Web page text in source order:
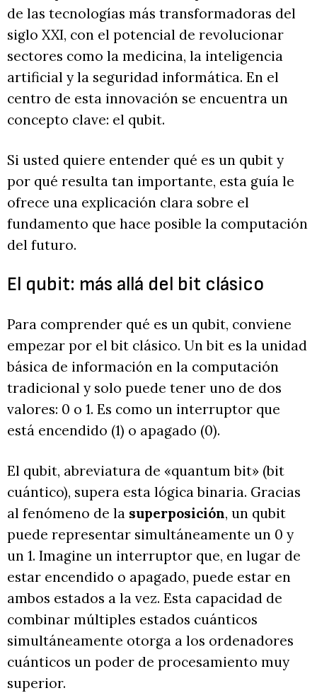
de las tecnologías más transformadoras del
siglo XXI, con el potencial de revolucionar
sectores como la medicina, la inteligencia
artificial y la seguridad informática. En el
centro de esta innovación se encuentra un
concepto clave: el qubit.
Si usted quiere entender qué es un qubit y
por qué resulta tan importante, esta guía le
ofrece una explicación clara sobre el
fundamento que hace posible la computación
del futuro.
El qubit: más allá del bit clásico
Para comprender qué es un qubit, conviene
empezar por el bit clásico. Un bit es la unidad
básica de información en la computación
tradicional y solo puede tener uno de dos
valores: 0 o 1. Es como un interruptor que
está encendido (1) o apagado (0).
El qubit, abreviatura de «quantum bit» (bit
cuántico), supera esta lógica binaria. Gracias
al fenómeno de la superposición, un qubit
puede representar simultáneamente un 0 y
un 1. Imagine un interruptor que, en lugar de
estar encendido o apagado, puede estar en
ambos estados a la vez. Esta capacidad de
combinar múltiples estados cuánticos
simultáneamente otorga a los ordenadores
cuánticos un poder de procesamiento muy
superior.